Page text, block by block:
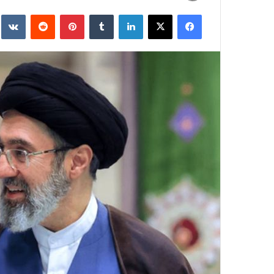
ایمیل
فیسبوکایکس لینکداین تامبلر پینتریستReddit